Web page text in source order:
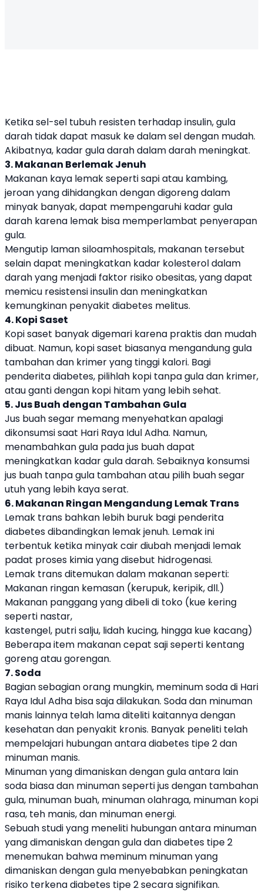
Ketika sel-sel tubuh resisten terhadap insulin, gula
darah tidak dapat masuk ke dalam sel dengan mudah.
Akibatnya, kadar gula darah dalam darah meningkat.
3. Makanan Berlemak Jenuh
Makanan kaya lemak seperti sapi atau kambing,
jeroan yang dihidangkan dengan digoreng dalam
minyak banyak, dapat mempengaruhi kadar gula
darah karena lemak bisa memperlambat penyerapan
gula.
Mengutip laman siloamhospitals, makanan tersebut
selain dapat meningkatkan kadar kolesterol dalam
darah yang menjadi faktor risiko obesitas, yang dapat
memicu resistensi insulin dan meningkatkan
kemungkinan penyakit diabetes melitus.
4. Kopi Saset
Kopi saset banyak digemari karena praktis dan mudah
dibuat. Namun, kopi saset biasanya mengandung gula
tambahan dan krimer yang tinggi kalori. Bagi
penderita diabetes, pilihlah kopi tanpa gula dan krimer,
atau ganti dengan kopi hitam yang lebih sehat.
5. Jus Buah dengan Tambahan Gula
Jus buah segar memang menyehatkan apalagi
dikonsumsi saat Hari Raya Idul Adha. Namun,
menambahkan gula pada jus buah dapat
meningkatkan kadar gula darah. Sebaiknya konsumsi
jus buah tanpa gula tambahan atau pilih buah segar
utuh yang lebih kaya serat.
6. Makanan Ringan Mengandung Lemak Trans
Lemak trans bahkan lebih buruk bagi penderita
diabetes dibandingkan lemak jenuh. Lemak ini
terbentuk ketika minyak cair diubah menjadi lemak
padat proses kimia yang disebut hidrogenasi.
Lemak trans ditemukan dalam makanan seperti:
Makanan ringan kemasan (kerupuk, keripik, dll.)
Makanan panggang yang dibeli di toko (kue kering
seperti nastar,
kastengel, putri salju, lidah kucing, hingga kue kacang)
Beberapa item makanan cepat saji seperti kentang
goreng atau gorengan.
7. Soda
Bagian sebagian orang mungkin, meminum soda di Hari
Raya Idul Adha bisa saja dilakukan. Soda dan minuman
manis lainnya telah lama diteliti kaitannya dengan
kesehatan dan penyakit kronis. Banyak peneliti telah
mempelajari hubungan antara diabetes tipe 2 dan
minuman manis.
Minuman yang dimaniskan dengan gula antara lain
soda biasa dan minuman seperti jus dengan tambahan
gula, minuman buah, minuman olahraga, minuman kopi
rasa, teh manis, dan minuman energi.
Sebuah studi yang meneliti hubungan antara minuman
yang dimaniskan dengan gula dan diabetes tipe 2
menemukan bahwa meminum minuman yang
dimaniskan dengan gula menyebabkan peningkatan
risiko terkena diabetes tipe 2 secara signifikan.